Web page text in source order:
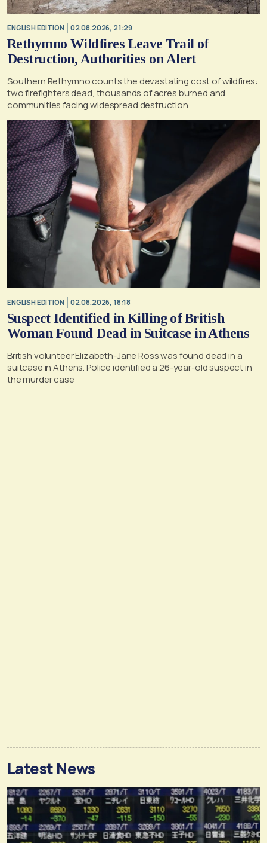
ENGLISH EDITION 02.08.2026, 21:29
Rethymno Wildfires Leave Trail of
Destruction, Authorities on Alert
Southern Rethymno counts the devastating cost of wildfires:
two firefighters dead, thousands of acres burned and
communities facing widespread destruction
ENGLISH EDITION 02.08.2026, 18:18
Suspect Identified in Killing of British
Woman Found Dead in Suitcase in Athens
British volunteer Elizabeth-Jane Ross was found dead in a
suitcase in Athens. Police identified a 26-year-old suspect in
the murder case
Latest News